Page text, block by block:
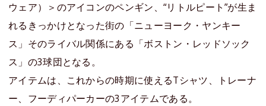
ウェア）＞のアイコンのペンギン、“リトルピート”が生ま
れるきっかけとなった街の「ニューヨーク・ヤンキー
ス」そのライバル関係にある「ボストン・レッドソック
ス」の3球団となる。
アイテムは、これからの時期に使えるTシャツ、トレーナ
ー、フーディパーカーの3アイテムである。